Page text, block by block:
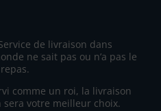
de livraison dans
ne sait pas ou n’a pas le
comme un roi, la livraison
votre meilleur choix.